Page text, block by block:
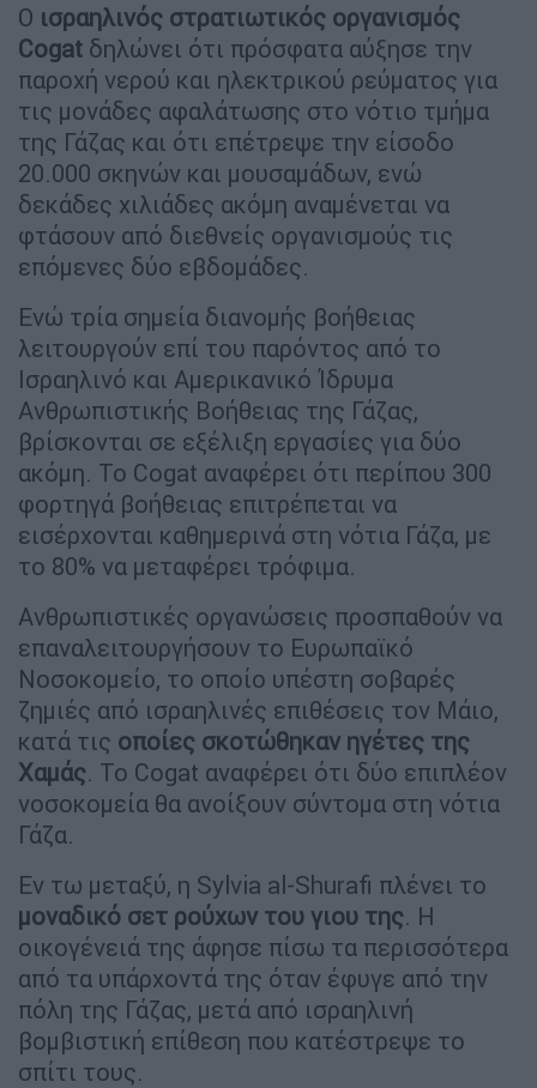
Ο ισραηλινός στρατιωτικός οργανισμός
Cogat δηλώνει ότι πρόσφατα αύξησε την
παροχή νερού και ηλεκτρικού ρεύματος για
τις μονάδες αφαλάτωσης στο νότιο τμήμα
της Γάζας και ότι επέτρεψε την είσοδο
20.000 σκηνών και μουσαμάδων, ενώ
δεκάδες χιλιάδες ακόμη αναμένεται να
φτάσουν από διεθνείς οργανισμούς τις
επόμενες δύο εβδομάδες.
Ενώ τρία σημεία διανομής βοήθειας
λειτουργούν επί του παρόντος από το
Ισραηλινό και Αμερικανικό Ίδρυμα
Ανθρωπιστικής Βοήθειας της Γάζας,
βρίσκονται σε εξέλιξη εργασίες για δύο
ακόμη. Το Cogat αναφέρει ότι περίπου 300
φορτηγά βοήθειας επιτρέπεται να
εισέρχονται καθημερινά στη νότια Γάζα, με
το 80% να μεταφέρει τρόφιμα.
Ανθρωπιστικές οργανώσεις προσπαθούν να
επαναλειτουργήσουν το Ευρωπαϊκό
Νοσοκομείο, το οποίο υπέστη σοβαρές
ζημιές από ισραηλινές επιθέσεις τον Μάιο,
κατά τις οποίες σκοτώθηκαν ηγέτες της
Χαμάς. Το Cogat αναφέρει ότι δύο επιπλέον
νοσοκομεία θα ανοίξουν σύντομα στη νότια
Γάζα.
Εν τω μεταξύ, η Sylvia al-Shurafi πλένει το
μοναδικό σετ ρούχων του γιου της. Η
οικογένειά της άφησε πίσω τα περισσότερα
από τα υπάρχοντά της όταν έφυγε από την
πόλη της Γάζας, μετά από ισραηλινή
βομβιστική επίθεση που κατέστρεψε το
σπίτι τους.